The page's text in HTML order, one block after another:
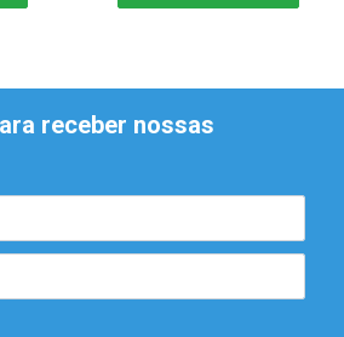
receber nossas